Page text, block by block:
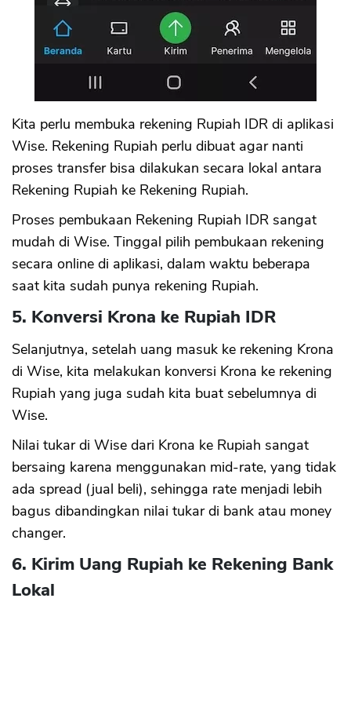
Kita perlu membuka rekening Rupiah IDR di aplikasi
Wise. Rekening Rupiah perlu dibuat agar nanti
proses transfer bisa dilakukan secara lokal antara
Rekening Rupiah ke Rekening Rupiah.
Proses pembukaan Rekening Rupiah IDR sangat
mudah di Wise. Tinggal pilih pembukaan rekening
secara online di aplikasi, dalam waktu beberapa
saat kita sudah punya rekening Rupiah.
5. Konversi Krona ke Rupiah IDR
Selanjutnya, setelah uang masuk ke rekening Krona
di Wise, kita melakukan konversi Krona ke rekening
Rupiah yang juga sudah kita buat sebelumnya di
Wise.
Nilai tukar di Wise dari Krona ke Rupiah sangat
bersaing karena menggunakan mid-rate, yang tidak
ada spread (jual beli), sehingga rate menjadi lebih
bagus dibandingkan nilai tukar di bank atau money
changer.
6. Kirim Uang Rupiah ke Rekening Bank
Lokal